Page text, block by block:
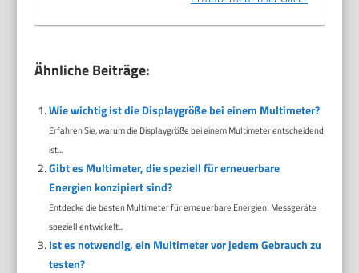
Ähnliche Beiträge:
Wie wichtig ist die Displaygröße bei einem Multimeter?
Erfahren Sie, warum die Displaygröße bei einem Multimeter entscheidend
ist...
Gibt es Multimeter, die speziell für erneuerbare
Energien konzipiert sind?
Entdecke die besten Multimeter für erneuerbare Energien! Messgeräte
speziell entwickelt...
Ist es notwendig, ein Multimeter vor jedem Gebrauch zu
testen?